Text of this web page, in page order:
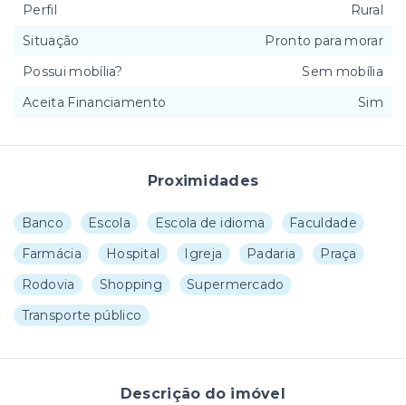
Proximidades
Banco Escola Escola de idioma
Faculdade
Farmácia
Hospital Igreja Padaria
Praça
Rodovia
Shopping
Supermercado
Transporte público
Descrição do imóvel
Perfil
Rural
Situação
Pronto para morar
Possui mobília?
Sem mobília
Aceita Financiamento
Sim